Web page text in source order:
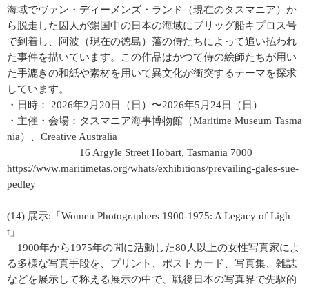
海域でヴァン・ディーメンズ・ランド（現在のタスマニア）か
ら脱走した囚人が鎖国中の日本の海域にブリッグ船キプロス号
で到着し、阿波（現在の徳島）藩の侍たちによって追い払われ
た事件を描いています。この作品はかつて侍の絵師たちが用い
た手漉きの和紙や素材を用いて異文化が衝突するテーマを探求
しています。
・日時： 2026年2月20日（日）〜2026年5月24日（日）
・主催・会場：タスマニア海事博物館（Maritime Museum Tasma
nia）、Creative Australia
16 Argyle Street Hobart, Tasmania 7000
https://www.maritimetas.org/whats/exhibitions/prevailing-gales-sue-
pedley
(14) 展示:「Women Photographers 1900-1975: A Legacy of Ligh
t」
1900年から1975年の間に活動した80人以上の女性写真家によ
る多様な写真手段を、プリント、ポストカード、写真集、雑誌
などを展示して称える展示の中で、戦後日本の写真界で先駆的